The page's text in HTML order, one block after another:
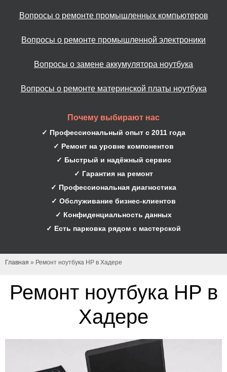
Вопросы о ремонте промышленных компьютеров
Вопросы о ремонте промышленной электроники
Вопросы о замене аккумулятора ноутбука
Вопросы о ремонте материнской платы ноутбука
Почему выбирают нас
✓ Профессиональный опыт с 2011 года
✓ Ремонт на уровне компонентов
✓ Быстрый и надёжный сервис
✓ Гарантия на ремонт
✓ Профессиональная диагностика
✓ Обслуживание бизнес-клиентов
✓ Конфиденциальность данных
✓ Есть парковка рядом с мастерской
Главная » Ремонт ноутбука HP в Хадере
Ремонт ноутбука HP в
Хадере